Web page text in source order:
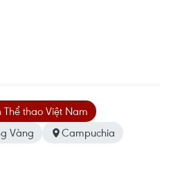
thao Việt Nam
Vàng Campuchia